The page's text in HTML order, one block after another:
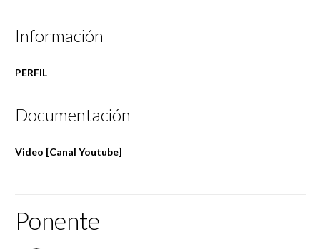
Información
PERFIL
Documentación
Video [Canal Youtube]
Ponente